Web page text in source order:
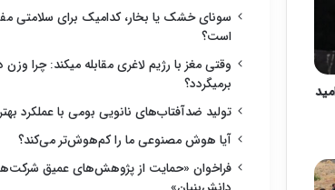
سونای خشک یا بخار، کدامیک برای سلامتی
است؟
وقتی مغز با رژیم لاغری مقابله میکند: چرا وزن
برمیگردد؟
تولید ضدآفتاب‌های نانویی بومی با عملکرد بهتر
آیا هوش مصنوعی ما را کم‌هوش‌تر می‌کند؟
فراخوان «حمایت از پژوهش‌های عمیق